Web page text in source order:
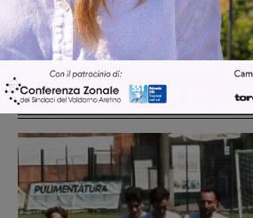
interamente toscano per
Terranuova Traiana e
Montevarchi
Calcio Giovanili 8 Agosto 2026
l’area
Cronaca
Ultime Calcio